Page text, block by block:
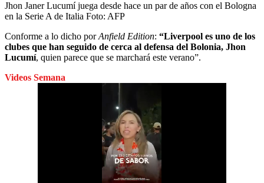
Jhon Janer Lucumí juega desde hace un par de años con el Bologna
en la Serie A de Italia Foto: AFP
Conforme a lo dicho porAnfield Edition: “Liverpool es uno de los
clubes que han seguido de cerca al defensa del Bolonia, Jhon
Lucumí, quien parece que se marchará este verano”.
Videos Semana